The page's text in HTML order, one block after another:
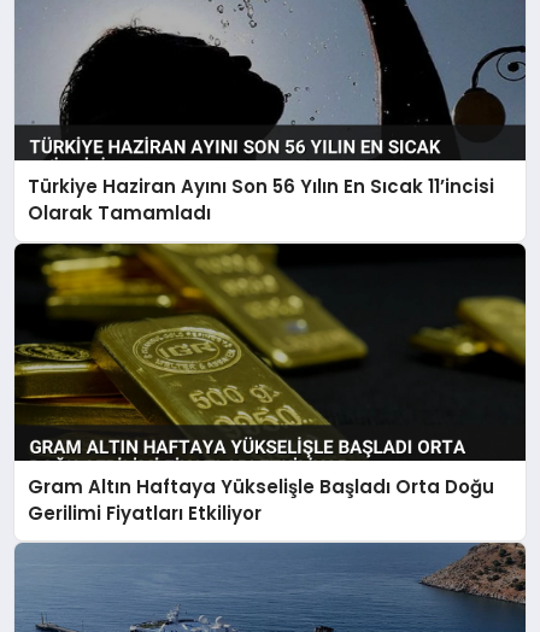
Türkiye Haziran Ayını Son 56 Yılın En Sıcak 11’incisi
Olarak Tamamladı
Gram Altın Haftaya Yükselişle Başladı Orta Doğu
Gerilimi Fiyatları Etkiliyor